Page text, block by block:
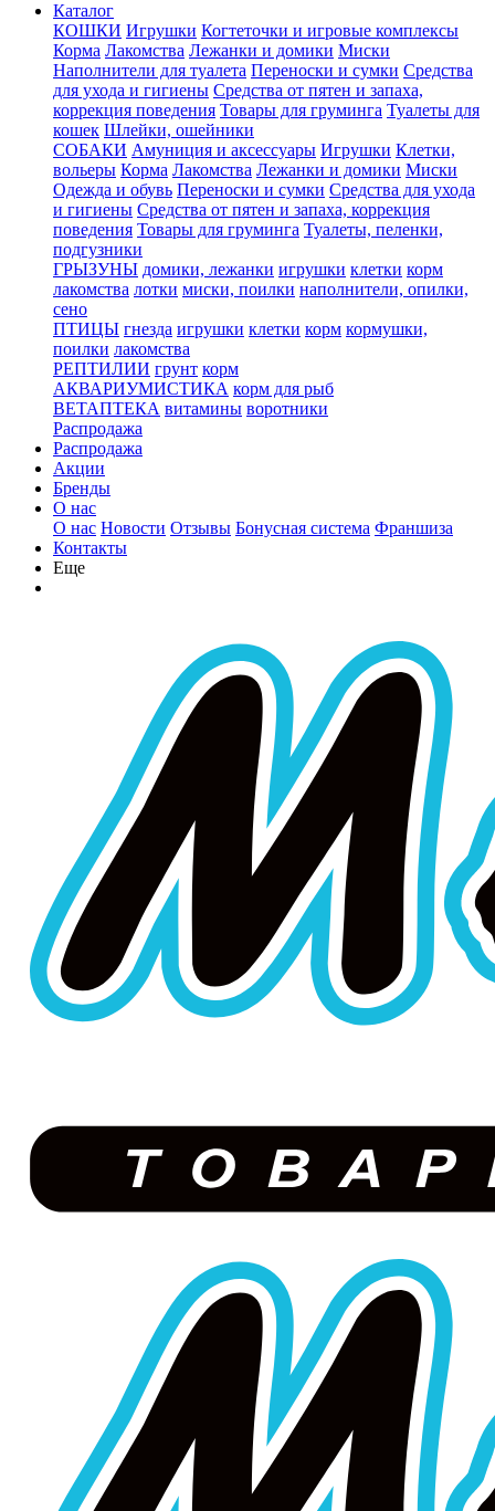
Каталог
КОШКИ Игрушки Когтеточки и игровые комплексы
Корма Лакомства Лежанки и домики Миски
Наполнители для туалета Переноски и сумки Средства
для ухода и гигиены Средства от пятен и запаха,
коррекция поведения Товары для груминга Туалеты для
кошек Шлейки, ошейники
СОБАКИ Амуниция и аксессуары Игрушки Клетки,
вольеры Корма Лакомства Лежанки и домики Миски
Одежда и обувь Переноски и сумки Средства для ухода
и гигиены Средства от пятен и запаха, коррекция
поведения Товары для груминга Туалеты, пеленки,
подгузники
ГРЫЗУНЫ домики, лежанки игрушки клетки корм
лакомства лотки миски, поилки наполнители, опилки,
сено
ПТИЦЫ гнезда игрушки клетки корм кормушки,
поилки лакомства
РЕПТИЛИИ грунт корм
АКВАРИУМИСТИКА корм для рыб
ВЕТАПТЕКА витамины воротники
Распродажа
Распродажа
Акции
Бренды
О нас
О нас Новости Отзывы Бонусная система Франшиза
Контакты
Еще